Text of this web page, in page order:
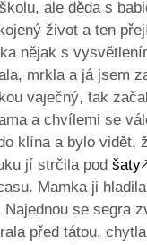
ale děda s
život a ten
nějak s
mrkla a já jsem
vaječný, tak
a chvílemi se
klína a bylo vidět,
jí strčila pod šaty
Mamka ji
se segra
před tátou,